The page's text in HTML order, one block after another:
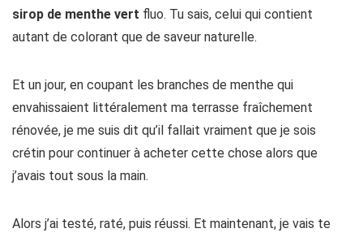
sirop de menthe vert fluo. Tu sais, celui qui contient
autant de colorant que de saveur naturelle.
Et un jour, en coupant les branches de menthe qui
envahissaient littéralement ma terrasse fraîchement
rénovée, je me suis dit qu’il fallait vraiment que je sois
crétin pour continuer à acheter cette chose alors que
j’avais tout sous la main.
Alors j’ai testé, raté, puis réussi. Et maintenant, je vais te